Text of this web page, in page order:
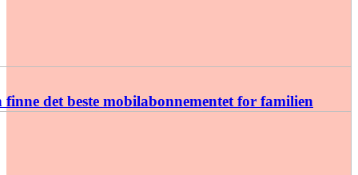
det beste mobilabonnementet for familien